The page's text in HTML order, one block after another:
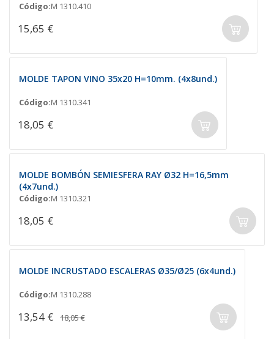
Código:M 1310.410
15,65 €
MOLDE TAPON VINO 35x20 H=10mm. (4x8und.)
Código:M 1310.341
18,05 €
MOLDE BOMBÓN SEMIESFERA RAY Ø32 H=16,5mm
(4x7und.)
Código:M 1310.321
18,05 €
MOLDE INCRUSTADO ESCALERAS Ø35/Ø25 (6x4und.)
Código:M 1310.288
13,54 € 18,05 €